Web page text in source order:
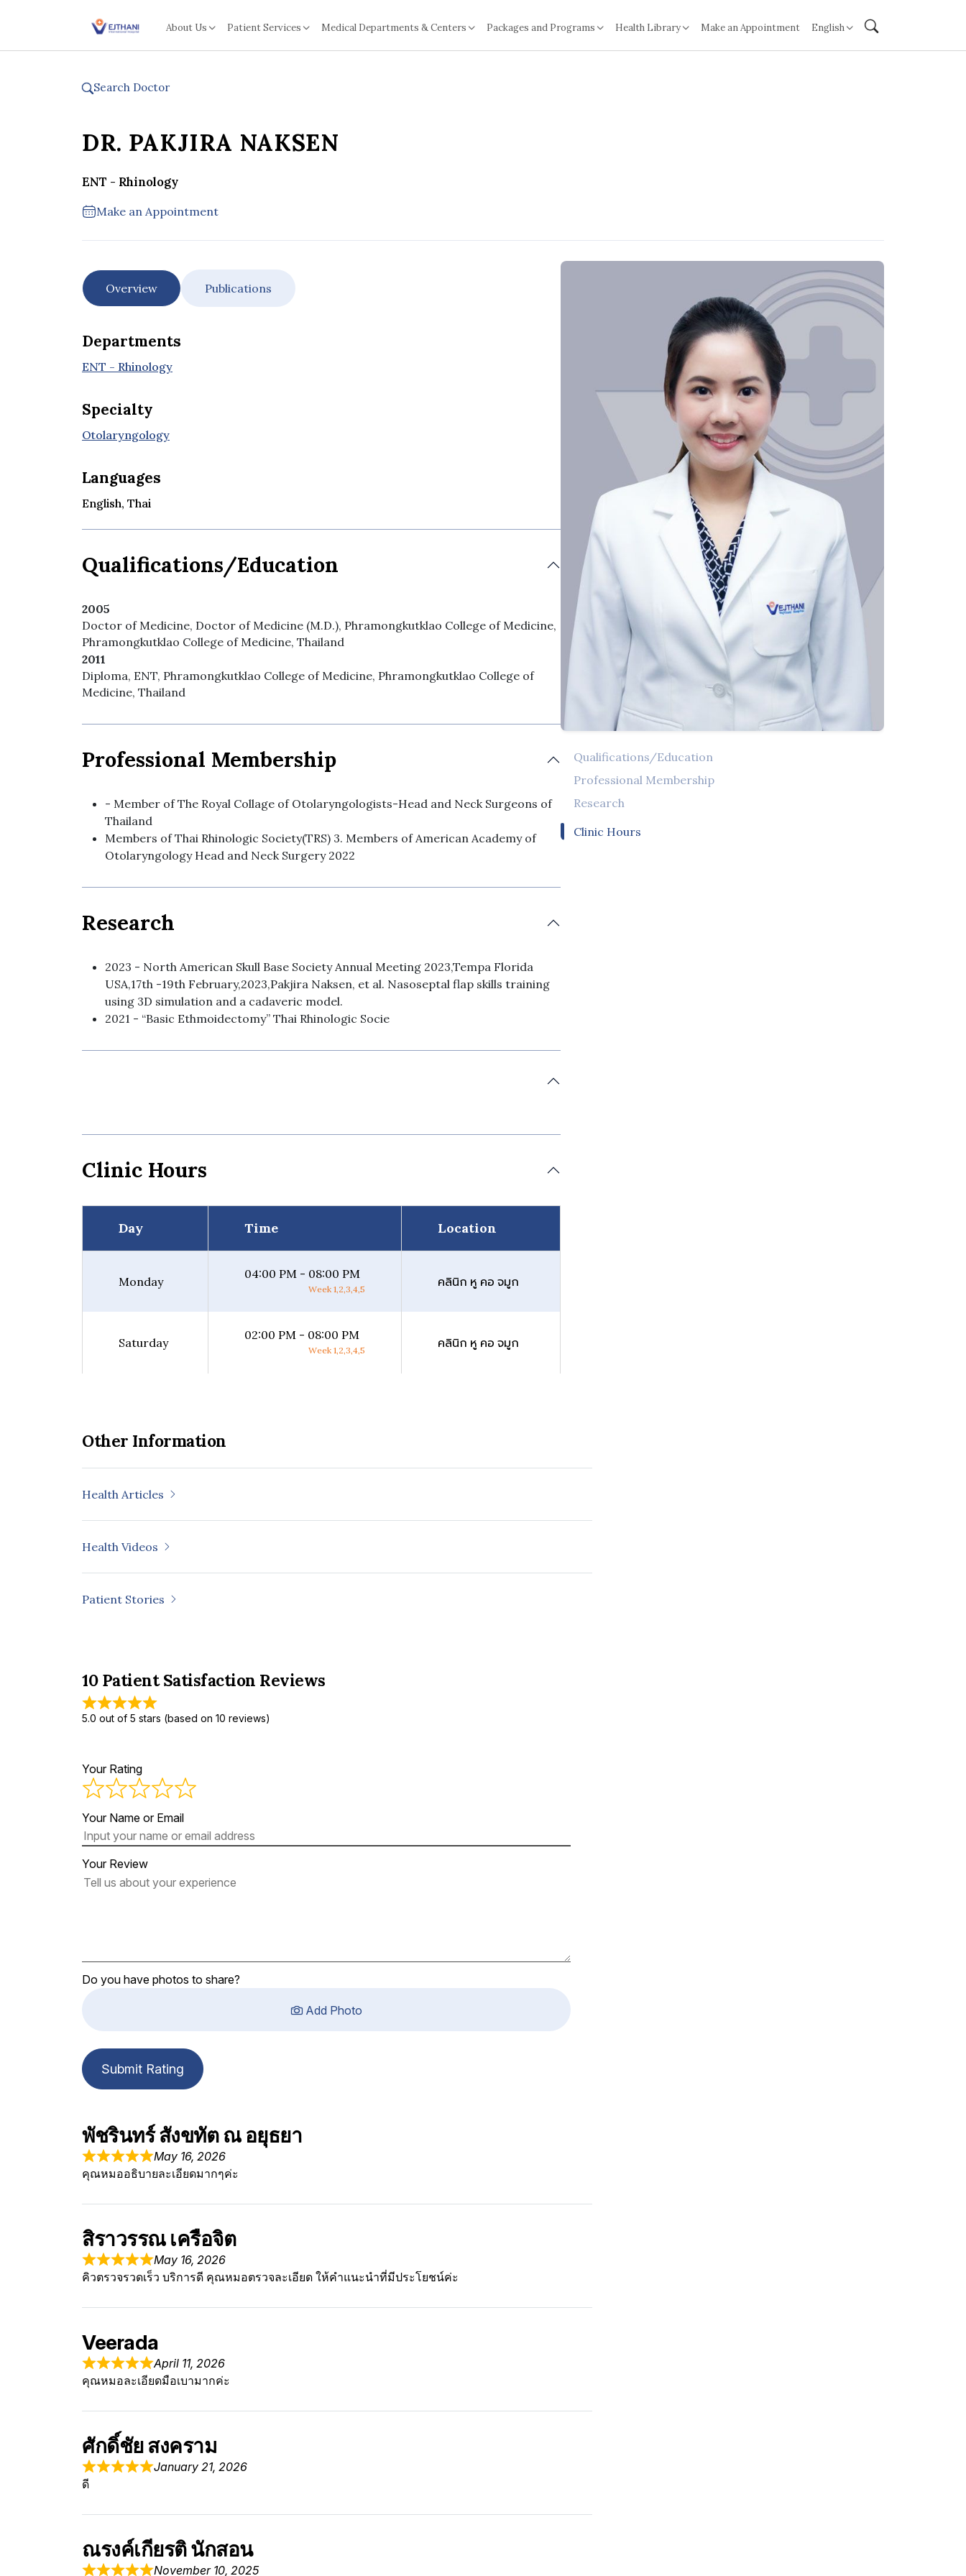
About Us Patient Services Medical Departments & Centers Packages and Programs Health Library Make an Appointment English
Search Doctor
DR. PAKJIRA NAKSEN
ENT - Rhinology
Make an Appointment
Overview Publications
Qualifications/Education
Professional Membership
Research
Clinic Hours
Departments
ENT - Rhinology
Specialty
Otolaryngology
Languages
English, Thai
Qualifications/Education
2005
Doctor of Medicine, Doctor of Medicine (M.D.), Phramongkutklao College of Medicine,
Phramongkutklao College of Medicine, Thailand
2011
Diploma, ENT, Phramongkutklao College of Medicine, Phramongkutklao College of
Medicine, Thailand
Professional Membership
- Member of The Royal Collage of Otolaryngologists-Head and Neck Surgeons of
Thailand
Members of Thai Rhinologic Society(TRS) 3. Members of American Academy of
Otolaryngology Head and Neck Surgery 2022
Research
2023 - North American Skull Base Society Annual Meeting 2023,Tempa Florida
USA,17th -19th February,2023,Pakjira Naksen, et al. Nasoseptal flap skills training
using 3D simulation and a cadaveric model.
2021 - “Basic Ethmoidectomy” Thai Rhinologic Socie
Clinic Hours
Day Time Location
Monday
04:00 PM - 08:00 PM
Week 1,2,3,4,5
คลินิก หู คอ จมูก
Saturday
02:00 PM - 08:00 PM
Week 1,2,3,4,5
คลินิก หู คอ จมูก
Other Information
Health Articles
Health Videos
Patient Stories
10 Patient Satisfaction Reviews
5.0 out of 5 stars (based on 10 reviews)
Your Rating
Your Name or Email
Your Review
Do you have photos to share?
Add Photo
Submit Rating
พัชรินทร์ สังขทัต ณ อยุธยา
May 16, 2026
คุณหมออธิบายละเอียดมากๆค่ะ
สิราวรรณ เครือจิต
May 16, 2026
คิวตรวจรวดเร็ว บริการดี คุณหมอตรวจละเอียด ให้คำแนะนำที่มีประโยชน์ค่ะ
Veerada
April 11, 2026
คุณหมอละเอียดมือเบามากค่ะ
ศักดิ์ชัย สงคราม
January 21, 2026
ดี
ณรงค์เกียรติ นักสอน
November 10, 2025